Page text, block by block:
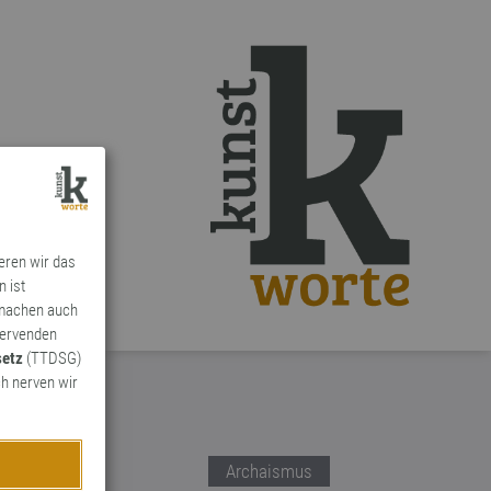
wir das
ist
auch
(TTDSG)
nerven wir
Archaismus